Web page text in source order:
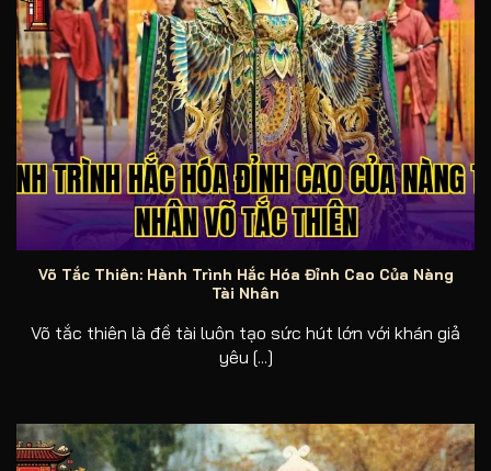
Hành trình hắc hóa đỉnh cao của nàng tài nhân Võ Tắc
Thiên
Võ Tắc Thiên: Hành Trình Hắc Hóa Đỉnh Cao Của Nàng
Tài Nhân
Võ tắc thiên là đề tài luôn tạo sức hút lớn với khán giả
yêu [...]